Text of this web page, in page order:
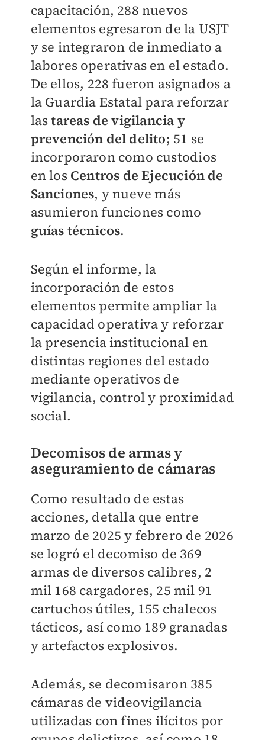
capacitación, 288 nuevos
elementos egresaron de la USJT
y se integraron de inmediato a
labores operativas en el estado.
De ellos, 228 fueron asignados a
la Guardia Estatal para reforzar
lastareas de vigilancia y
prevención del delito; 51 se
incorporaron como custodios
en losCentros de Ejecución de
Sanciones, y nueve más
asumieron funciones como
guías técnicos.
Según el informe, la
incorporación de estos
elementos permite ampliar la
capacidad operativa y reforzar
la presencia institucional en
distintas regiones del estado
mediante operativos de
vigilancia, control y proximidad
social.
Decomisos de armas y
aseguramiento de cámaras
Como resultado de estas
acciones, detalla que entre
marzo de 2025 y febrero de 2026
se logró el decomiso de 369
armas de diversos calibres, 2
mil 168 cargadores, 25 mil 91
cartuchos útiles, 155 chalecos
tácticos, así como 189 granadas
y artefactos explosivos.
Además, se decomisaron 385
cámaras de videovigilancia
utilizadas con fines ilícitos por